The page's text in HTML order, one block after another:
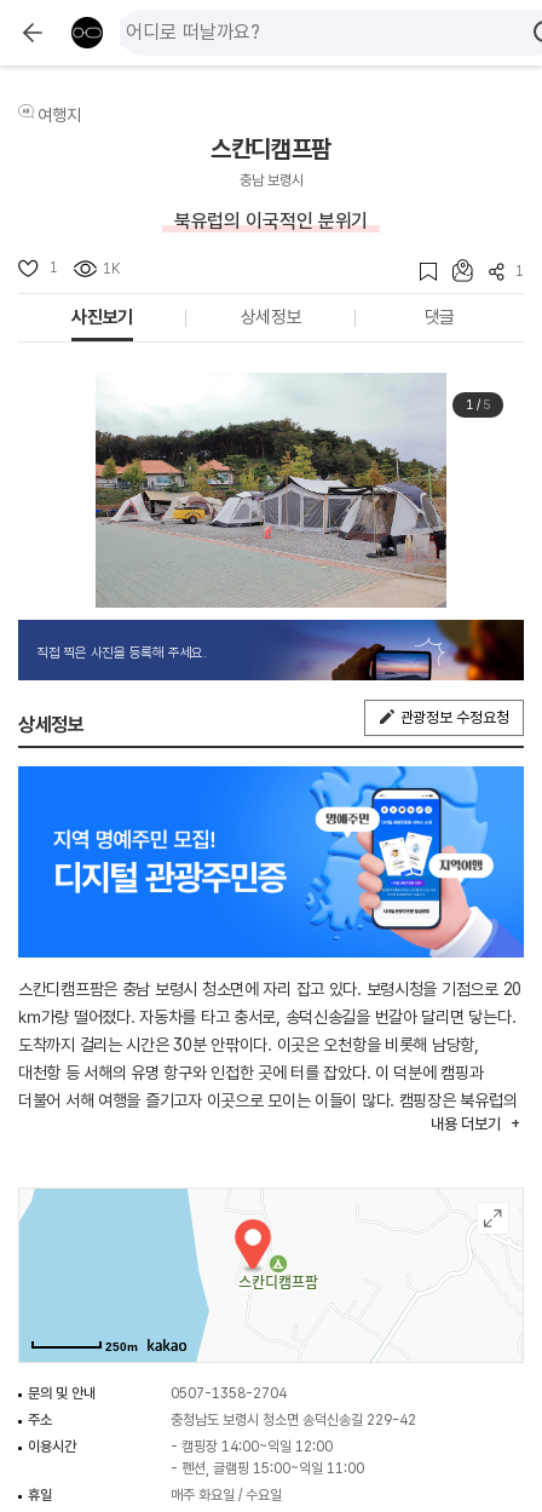
여행지
스칸디캠프팜
충남 보령시
북유럽의 이국적인 분위기
1 1K 1
사진보기 상세정보 댓글
1/ 5
직접 찍은 사진을 등록해 주세요.
상세정보 관광정보 수정요청
스칸디캠프팜은 충남 보령시 청소면에 자리 잡고 있다. 보령시청을 기점으로 20
㎞가량 떨어졌다. 자동차를 타고 충서로, 송덕신송길을 번갈아 달리면 닿는다.
도착까지 걸리는 시간은 30분 안팎이다. 이곳은 오천항을 비롯해 남당항,
대천항 등 서해의 유명 항구와 인접한 곳에 터를 잡았다. 이 덕분에 캠핑과
더불어 서해 여행을 즐기고자 이곳으로 모이는 이들이 많다. 캠핑장은 북유럽의
이국적인 분위기를 모델로 삼아 조성했으며, 일반야영장 38면을 마련했다.
크기와 개수는 가로 8m 세로 8m 22면, 가로 8m 세로 10m 16면이다.
캠핑장은 주말 운영을 원칙으로 사계절 내내 문을 연다. 예약은 온라인
실시간으로 가능하다. 캠핑장 인근에 오천항 등의 항구와 국립오서산자연휴양림
등 관광자원이 풍부하다. 항구 방면으로 나가면 싱싱한 해산물도 맛볼 수 있다.
내용 더보기
250m
문의 및 안내
0507-1358-2704
주소
충청남도 보령시 청소면 송덕신송길 229-42
이용시간
- 캠핑장 14:00~익일 12:00
- 펜션, 글램핑 15:00~익일 11:00
휴일
매주 화요일 / 수요일